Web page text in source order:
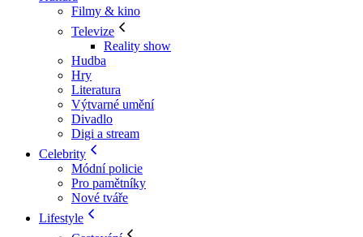
Filmy & kino
Televize
Reality show
Hudba
Hry
Literatura
Výtvarné umění
Divadlo
Digi a stream
Celebrity
Módní policie
Pro pamětníky
Nové tváře
Lifestyle